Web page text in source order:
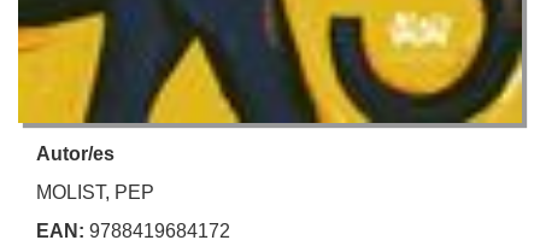
Autor/es
MOLIST, PEP
EAN: 9788419684172